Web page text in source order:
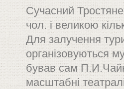
Сучасний
чол. і великою
Для залучення
організовуються
бував сам
масштабні